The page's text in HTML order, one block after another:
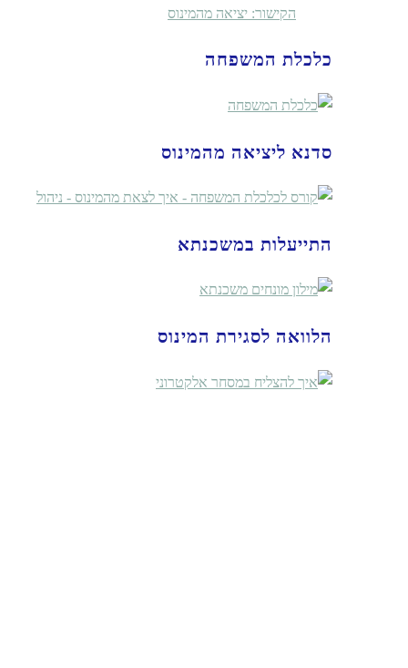
הקישור: יציאה מהמינוס
כלכלת המשפחה
סדנא ליציאה מהמינוס
התייעלות במשכנתא
הלוואה לסגירת המינוס